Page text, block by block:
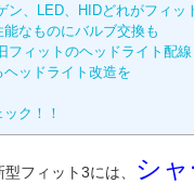
ン、LED、HIDどれがフィッ
なものにバルブ交換も
フィットのヘッドライト配線
ッドライト改造を
ク！！
フィット3には、 シ